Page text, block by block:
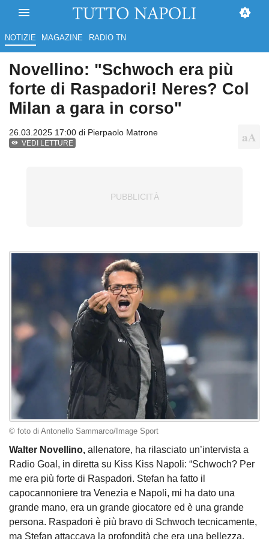
NOTIZIE MAGAZINE RADIO TN
Novellino: "Schwoch era più
forte di Raspadori! Neres? Col
Milan a gara in corso"
26.03.2025 17:00 di Pierpaolo Matrone
VEDI LETTURE
© foto di Antonello Sammarco/Image Sport
Walter Novellino, allenatore, ha rilasciato un’intervista a
Radio Goal, in diretta su Kiss Kiss Napoli: “Schwoch? Per
me era più forte di Raspadori. Stefan ha fatto il
capocannoniere tra Venezia e Napoli, mi ha dato una
grande mano, era un grande giocatore ed è una grande
persona. Raspadori è più bravo di Schwoch tecnicamente,
ma Stefan attaccava la profondità che era una bellezza.